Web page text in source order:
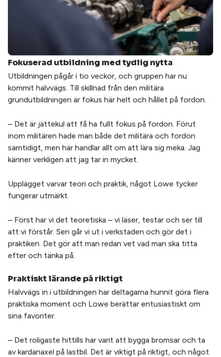
Fokuserad utbildning med tydlig nytta
Utbildningen pågår i tio veckor, och gruppen har nu
kommit halvvägs. Till skillnad från den militära
grundutbildningen är fokus här helt och hållet på fordon.
– Det är jättekul att få ha fullt fokus på fordon. Förut
inom militären hade man både det militära och fordon
samtidigt, men här handlar allt om att lära sig meka. Jag
känner verkligen att jag tar in mycket.
Upplägget varvar teori och praktik, något Lowe tycker
fungerar utmärkt.
– Först har vi det teoretiska – vi läser, testar och ser till
att vi förstår. Sen går vi ut i verkstaden och gör det i
praktiken. Det gör att man redan vet vad man ska titta
efter och tänka på.
Praktiskt lärande på riktigt
Halvvägs in i utbildningen har deltagarna hunnit göra flera
praktiska moment och Lowe berättar entusiastiskt om
sina favoriter.
– Det roligaste hittills har varit att bygga bromsar och ta
av kardanaxel på lastbil. Det är viktigt på riktigt, och något